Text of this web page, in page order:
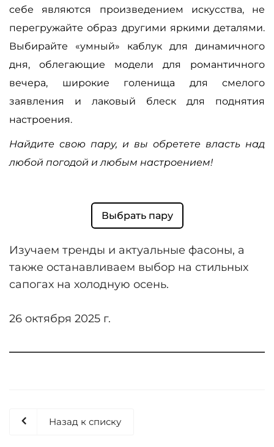
себе являются произведением искусства, не
перегружайте образ другими яркими деталями.
Выбирайте «умный» каблук для динамичного
дня, облегающие модели для романтичного
вечера, широкие голенища для смелого
заявления и лаковый блеск для поднятия
настроения.
Найдите свою пару, и вы обретете власть над
любой погодой и любым настроением!
Выбрать пару
Изучаем тренды и актуальные фасоны, а
также останавливаем выбор на стильных
сапогах на холодную осень.
26 октября 2025 г.
Назад к списку